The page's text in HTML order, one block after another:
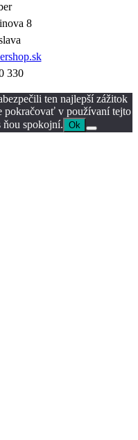
8
330
ten najlepší zážitok
pokračovať v používaní tejto
ňou spokojní. Ok